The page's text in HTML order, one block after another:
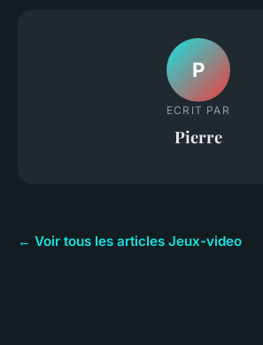
P
ECRIT PAR
Pierre
← Voir tous les articles Jeux-video